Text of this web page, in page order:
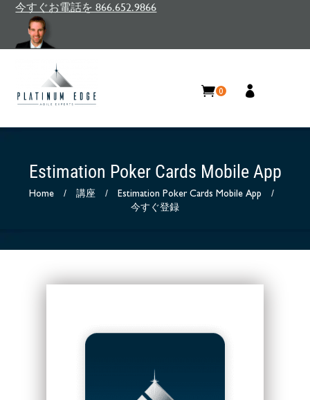
今すぐお電話を 866.652.9866
0
Estimation Poker Cards Mobile App
Home / 講座 / Estimation Poker Cards Mobile App
/
今すぐ登録